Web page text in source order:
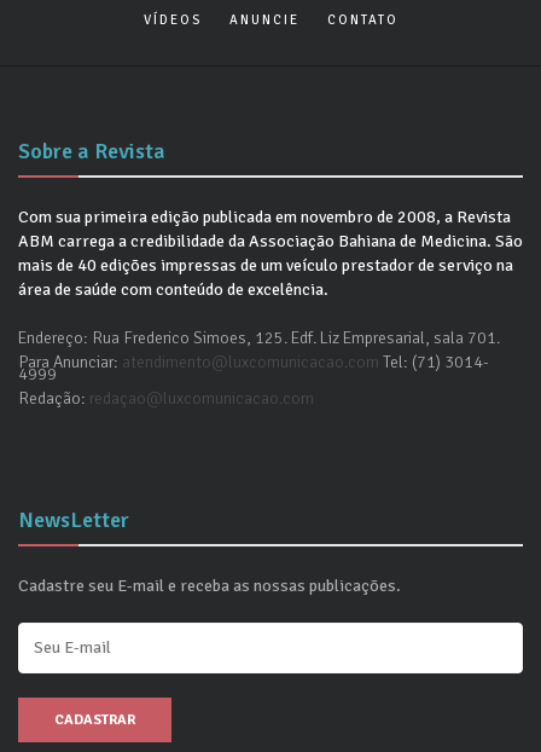
VÍDEOS ANUNCIE CONTATO
Sobre a Revista
Com sua primeira edição publicada em novembro de 2008, a Revista
ABM carrega a credibilidade da Associação Bahiana de Medicina. São
mais de 40 edições impressas de um veículo prestador de serviço na
área de saúde com conteúdo de excelência.
Endereço: Rua Frederico Simoes, 125. Edf. Liz Empresarial, sala 701.
Para Anunciar: atendimento@luxcomunicacao.com Tel: (71) 3014-
4999
Redação: redaçao@luxcomunicacao.com
NewsLetter
Cadastre seu E-mail e receba as nossas publicações.
CADASTRAR